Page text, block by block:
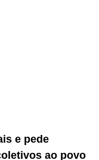
e pede
ao povo